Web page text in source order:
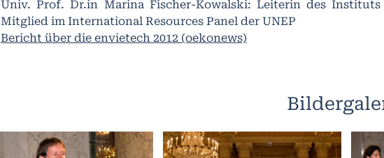
Univ. Prof. Dr.in Marina Fischer-Kowalski: Leiterin des
Mitglied im International Resources Panel der UNEP
Bericht über die envietech 2012 (oekonews)